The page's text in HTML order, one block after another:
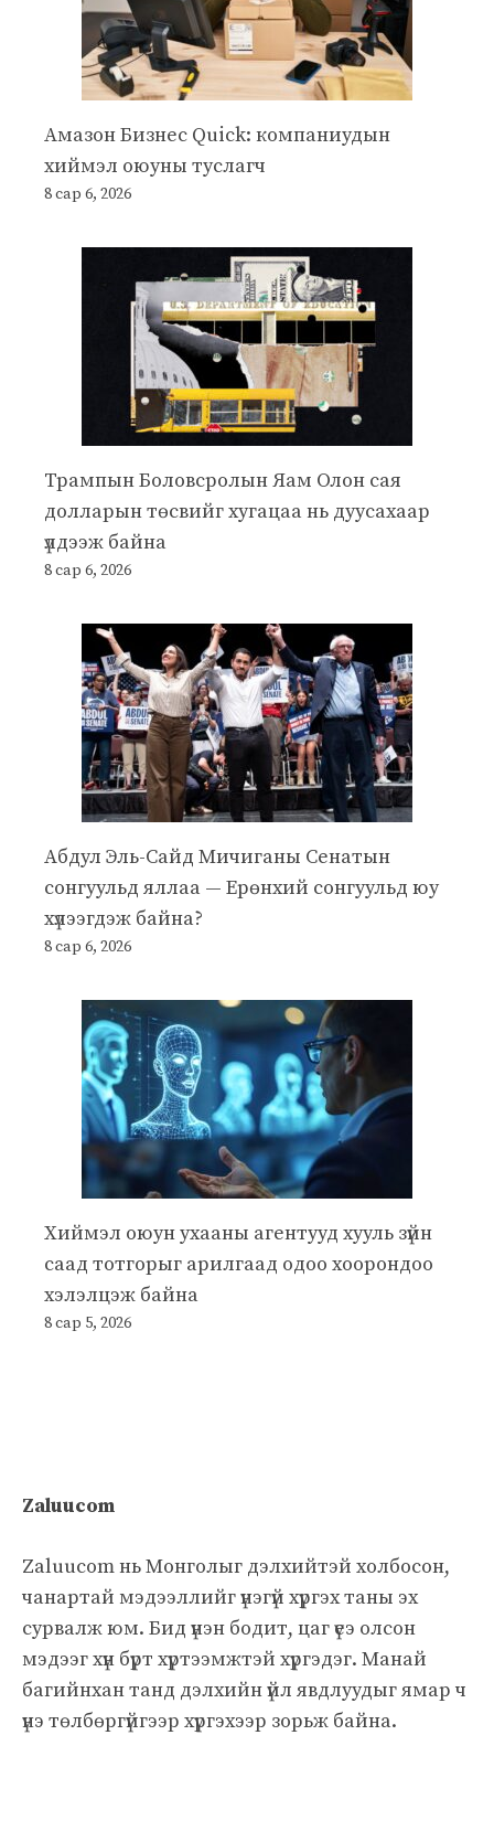
Амазон Бизнес Quick: компаниудын
хиймэл оюуны туслагч
8 сар 6, 2026
Трампын Боловсролын Яам Олон сая
долларын төсвийг хугацаа нь дуусахаар
үлдээж байна
8 сар 6, 2026
Абдул Эль-Сайд Мичиганы Сенатын
сонгуульд яллаа — Ерөнхий сонгуульд юу
хүлээгдэж байна?
8 сар 6, 2026
Хиймэл оюун ухааны агентууд хууль зүйн
саад тотгорыг арилгаад одоо хоорондоо
хэлэлцэж байна
8 сар 5, 2026
Zaluucom
Zaluucom нь Монголыг дэлхийтэй холбосон,
чанартай мэдээллийг үнэгүй хүргэх таны эх
сурвалж юм. Бид үнэн бодит, цаг үеэ олсон
мэдээг хүн бүрт хүртээмжтэй хүргэдэг. Манай
багийнхан танд дэлхийн үйл явдлуудыг ямар ч
үнэ төлбөргүйгээр хүргэхээр зорьж байна.